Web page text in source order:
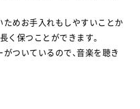
めお手入れもしやすいことか
く保つことができます。
ついているので、音楽を聴き